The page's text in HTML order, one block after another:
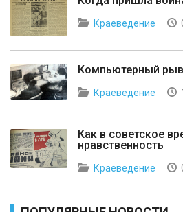
Краеведение
Компьютерный
Краеведение
Как в советское
нравственность
Краеведение